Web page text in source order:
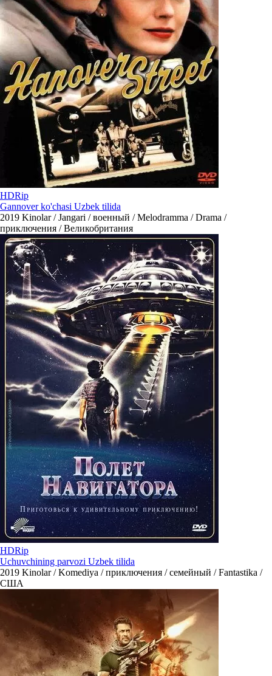
HDRip
Gannover ko'chasi Uzbek tilida
2019 Kinolar / Jangari / военный / Melodramma / Drama /
приключения / Великобритания
HDRip
Uchuvchining parvozi Uzbek tilida
2019 Kinolar / Komediya / приключения / семейный / Fantastika /
США